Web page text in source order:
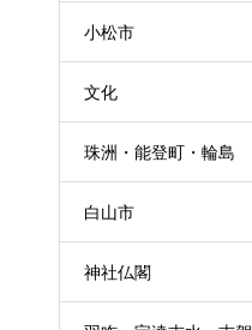
小松市
文化
珠洲・能登町・輪島
白山市
神社仏閣